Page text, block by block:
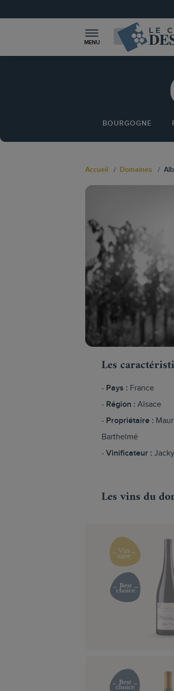
MENU
BOURGOGNE
Accueil Domaines
Les
Pays : France
Région : Alsace
Propriétaire :
Barthelmé
Vinificateur :
Les vins du